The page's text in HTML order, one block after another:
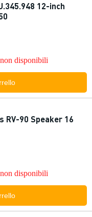
12-inch
disponibili
RV-90 Speaker 16
disponibili